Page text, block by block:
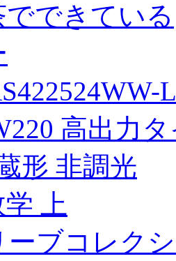
できている
高出力
形 非調光
上
ーブコレク